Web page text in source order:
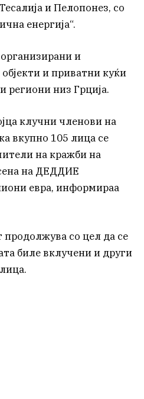
и Пелопонез, со
енергија“.
и
и приватни куќи
региони низ Грција.
клучни членови на
вкупно 105 лица се
на кражби на
на ДЕДДИЕ
евра, информираа
продолжува со цел да се
биле вклучени и други